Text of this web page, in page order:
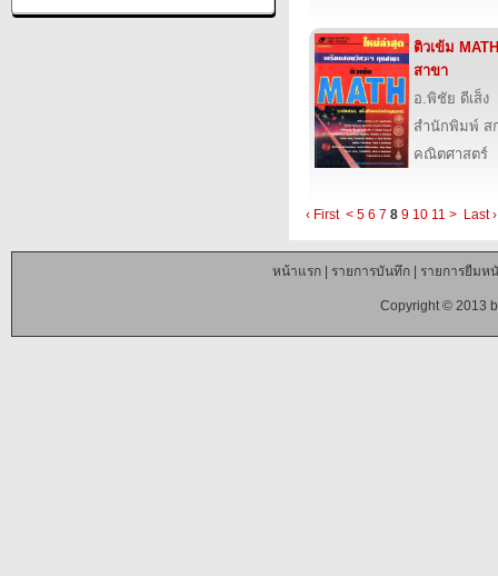
ติวเข้ม
สาขา
อ.พิชัย ดีเส็ง
สำนักพิมพ์ ส
คณิตศาสตร์
‹ First < 5 6 7 8 9 10 11 > Last ›
หน้าแรก| รายการบันทึก| รายการยืมห
Copyright © 2013